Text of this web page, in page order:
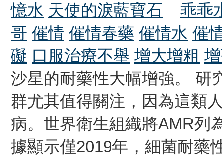
憶水 天使的淚藍寶石
乖乖
哥 催情 催情春藥 催情水 催
礙 口服治療不舉 增大增粗
沙星的耐藥性大幅增強。 研
群尤其值得關注，因為這類
病。世界衛生組織將AMR列
據顯示僅2019年，細菌耐藥